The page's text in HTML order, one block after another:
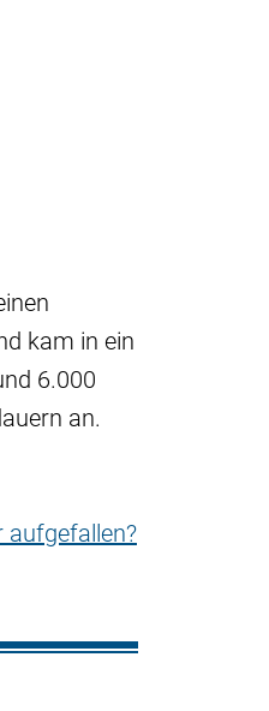
kam in ein
6.000
an.
aufgefallen?